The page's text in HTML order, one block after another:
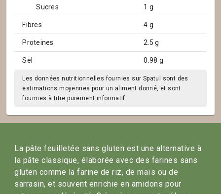
Sucres 1 g
Fibres 4 g
Proteines 2.5 g
Sel 0.98 g
Les données nutritionnelles fournies sur Spatul sont des
estimations moyennes pour un aliment donné, et sont
fournies à titre purement informatif.
La pâte feuilletée sans gluten est une alternative à
la pâte classique, élaborée avec des farines sans
gluten comme la farine de riz, de maïs ou de
sarrasin, et souvent enrichie en amidons pour